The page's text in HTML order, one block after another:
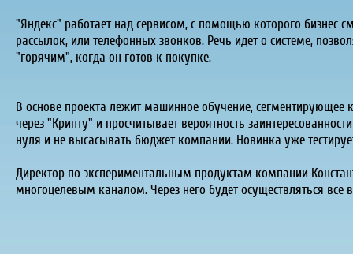
"Яндекс" работает над сервисом, с помощью которого бизнес
рассылок, или телефонных звонков. Речь идет о системе,
"горячим", когда он готов к покупке.
В основе проекта лежит машинное обучение, сегментирующее
через "Крипту" и просчитывает вероятность
нуля и не высасывать бюджет компании. Новинка уже
Директор по экспериментальным продуктам компании
многоцелевым каналом. Через него будет осуществляться